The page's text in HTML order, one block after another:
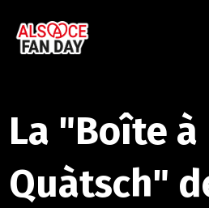
La "Boîte à
Quàtsch"